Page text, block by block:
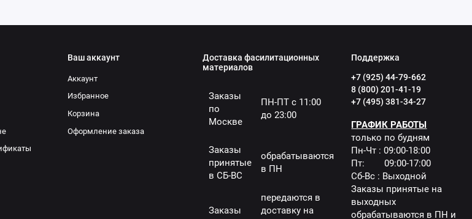
Ваш аккаунт
Аккаунт
Избранное
Корзина
Оформление заказа
Доставка фасилитационных
материалов
Заказы
по
Москве
ПН-ПТ с 11:00
до 23:00
Заказы
принятые
в СБ-ВС
обрабатываются
в ПН
Заказы
передаются в
доставку на
Поддержка
+7 (925) 44-79-662
8 (800) 201-41-19
+7 (495) 381-34-27
ГРАФИК РАБОТЫ
только по будням
Пн-Чт : 09:00-18:00
Пт: 09:00-17:00
Сб-Вс : Выходной
Заказы принятые на
выходных
обрабатываются в ПН и